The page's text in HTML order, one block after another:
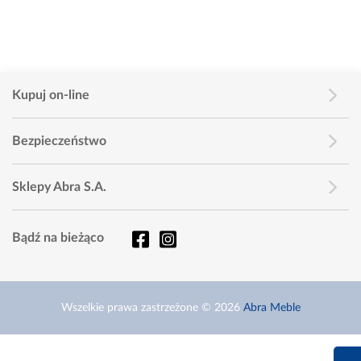
Kupuj on-line
Bezpieczeństwo
Sklepy Abra S.A.
Bądź na bieżąco
Wszelkie prawa zastrzeżone © 2026 Abra Meble